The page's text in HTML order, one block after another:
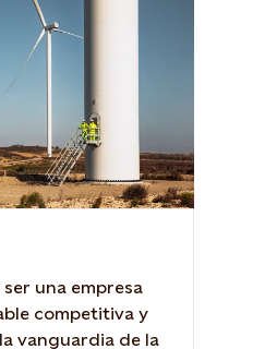
una empresa
competitiva y
vanguardia de la